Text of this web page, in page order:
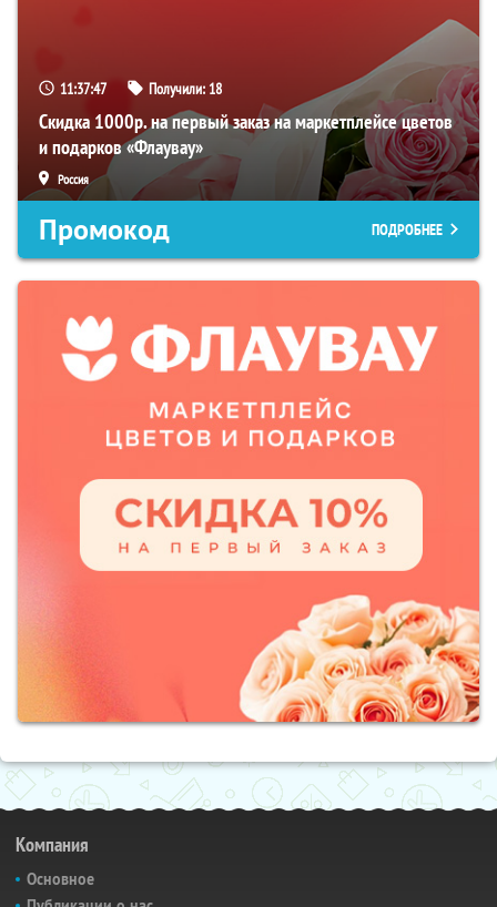
11:37:46 Получили: 18
Скидка 1000р. на первый заказ на маркетплейсе цветов
и подарков «Флаувау»
Россия
Промокод ПОДРОБНЕЕ
Компания
Основное